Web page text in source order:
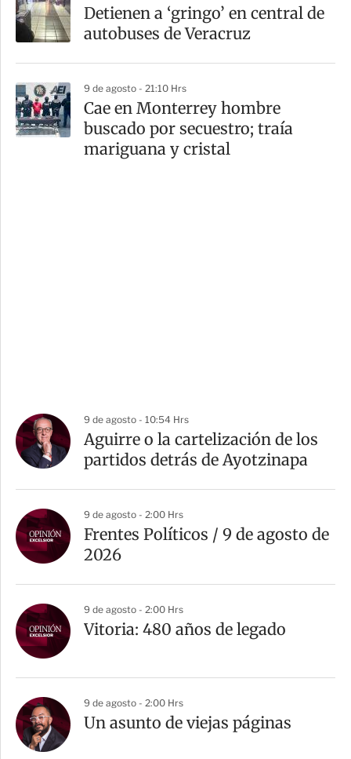
Detienen a ‘gringo’ en central de
autobuses de Veracruz
9 de agosto - 21:10 Hrs
Cae en Monterrey hombre
buscado por secuestro; traía
mariguana y cristal
9 de agosto - 10:54 Hrs
Aguirre o la cartelización de los
partidos detrás de Ayotzinapa
9 de agosto - 2:00 Hrs
Frentes Políticos / 9 de agosto de
2026
9 de agosto - 2:00 Hrs
Vitoria: 480 años de legado
9 de agosto - 2:00 Hrs
Un asunto de viejas páginas